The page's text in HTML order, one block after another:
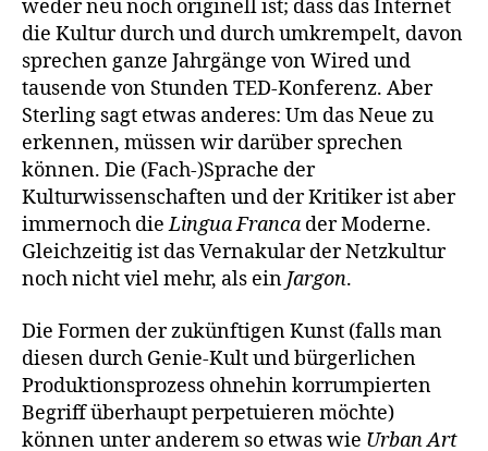
weder neu noch originell ist; dass das Internet
die Kultur durch und durch umkrempelt, davon
sprechen ganze Jahrgänge von Wired und
tausende von Stunden TED-Konferenz. Aber
Sterling sagt etwas anderes: Um das Neue zu
erkennen, müssen wir darüber sprechen
können. Die (Fach-)Sprache der
Kulturwissenschaften und der Kritiker ist aber
immernoch dieLingua Franca der Moderne.
Gleichzeitig ist das Vernakular der Netzkultur
noch nicht viel mehr, als ein Jargon.
Die Formen der zukünftigen Kunst (falls man
diesen durch Genie-Kult und bürgerlichen
Produktionsprozess ohnehin korrumpierten
Begriff überhaupt perpetuieren möchte)
können unter anderem so etwas wie Urban Art